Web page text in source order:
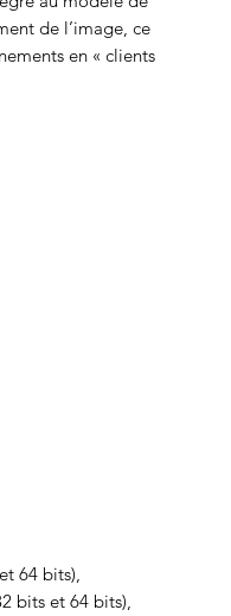
de l’image, ce
en « clients
64 bits),
bits et 64 bits),